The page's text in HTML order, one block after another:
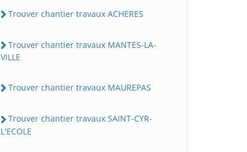
Trouver chantier travaux ACHERES
Trouver chantier travaux MANTES-LA-
VILLE
Trouver chantier travaux MAUREPAS
Trouver chantier travaux SAINT-CYR-
L'ECOLE